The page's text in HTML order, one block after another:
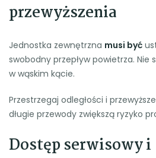
przewyższenia
Jednostka zewnętrzna musi być
swobodny przepływ powietrza.
w wąskim kącie.
Przestrzegaj odległości i
długie przewody zwiększą ryzyko
Dostęp serwisowy i